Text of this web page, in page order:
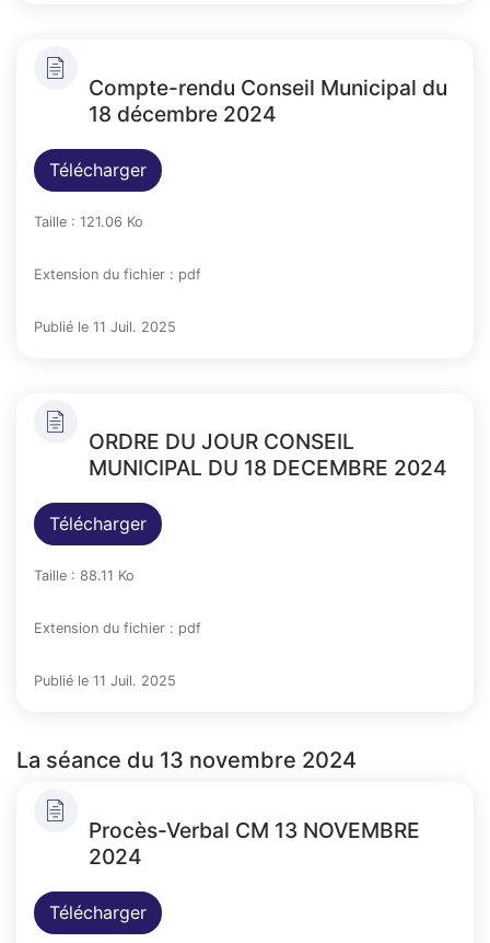
Compte-rendu Conseil Municipal du
18 décembre 2024
Télécharger
Taille : 121.06 Ko
Extension du fichier : pdf
Publié le 11 Juil. 2025
ORDRE DU JOUR CONSEIL
MUNICIPAL DU 18 DECEMBRE 2024
Télécharger
Taille : 88.11 Ko
Extension du fichier : pdf
Publié le 11 Juil. 2025
La séance du 13 novembre 2024
Procès-Verbal CM 13 NOVEMBRE
2024
Télécharger